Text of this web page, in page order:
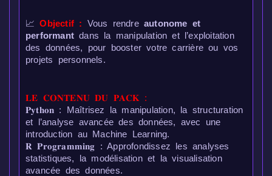
📈Objectif : Vous rendreautonome et
performant dans la manipulation et l’exploitation
des données, pour booster votre carrière ou vos
projets personnels.
𝐋𝐄 𝐂𝐎𝐍𝐓𝐄𝐍𝐔 𝐃𝐔 𝐏𝐀𝐂𝐊 :
𝐏𝐲𝐭𝐡𝐨𝐧 : Maîtrisez la manipulation, la structuration
et l’analyse avancée des données, avec une
introduction au Machine Learning.
𝐑 𝐏𝐫𝐨𝐠𝐫𝐚𝐦𝐦𝐢𝐧𝐠 : Approfondissez les analyses
statistiques, la modélisation et la visualisation
avancée des données.